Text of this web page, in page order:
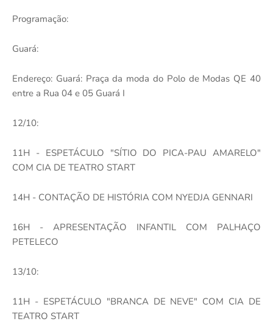
Programação:
Guará:
Endereço: Guará: Praça da moda do Polo de Modas QE 40
entre a Rua 04 e 05 Guará I
12/10:
11H - ESPETÁCULO "SÍTIO DO PICA-PAU AMARELO"
COM CIA DE TEATRO START
14H - CONTAÇÃO DE HISTÓRIA COM NYEDJA GENNARI
16H - APRESENTAÇÃO INFANTIL COM PALHAÇO
PETELECO
13/10:
11H - ESPETÁCULO "BRANCA DE NEVE" COM CIA DE
TEATRO START